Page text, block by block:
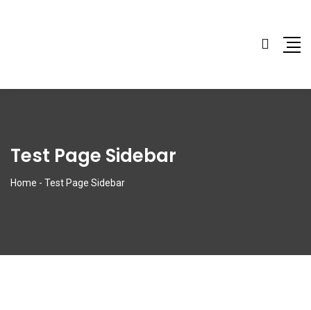
Test Page Sidebar
Home - Test Page Sidebar